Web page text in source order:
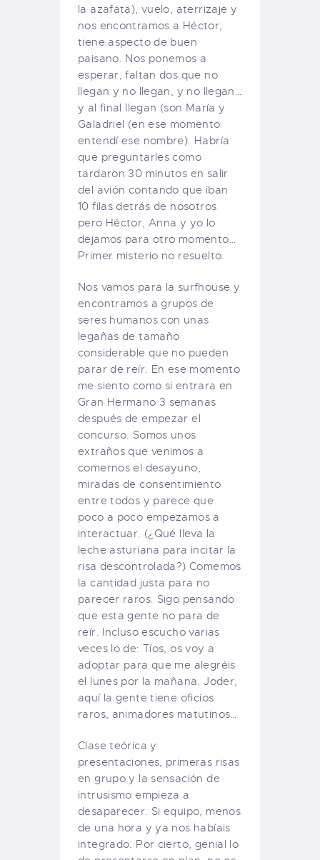
la azafata), vuelo, aterrizaje y
nos encontramos a Héctor,
tiene aspecto de buen
paisano. Nos ponemos a
esperar, faltan dos que no
llegan y no llegan, y no llegan…
y al final llegan (son María y
Galadriel (en ese momento
entendí ese nombre). Habría
que preguntarles como
tardaron 30 minutos en salir
del avión contando que iban
10 filas detrás de nosotros
pero Héctor, Anna y yo lo
dejamos para otro momento…
Primer misterio no resuelto.
Nos vamos para la surfhouse y
encontramos a grupos de
seres humanos con unas
legañas de tamaño
considerable que no pueden
parar de reír. En ese momento
me siento como si entrara en
Gran Hermano 3 semanas
después de empezar el
concurso. Somos unos
extraños que venimos a
comernos el desayuno,
miradas de consentimiento
entre todos y parece que
poco a poco empezamos a
interactuar. (¿Qué lleva la
leche asturiana para incitar la
risa descontrolada?) Comemos
la cantidad justa para no
parecer raros. Sigo pensando
que esta gente no para de
reír. Incluso escucho varias
veces lo de: Tíos, os voy a
adoptar para que me alegréis
el lunes por la mañana. Joder,
aquí la gente tiene oficios
raros, animadores matutinos…
Clase teórica y
presentaciones, primeras risas
en grupo y la sensación de
intrusismo empieza a
desaparecer. Si equipo, menos
de una hora y ya nos habíais
integrado. Por cierto, genial lo